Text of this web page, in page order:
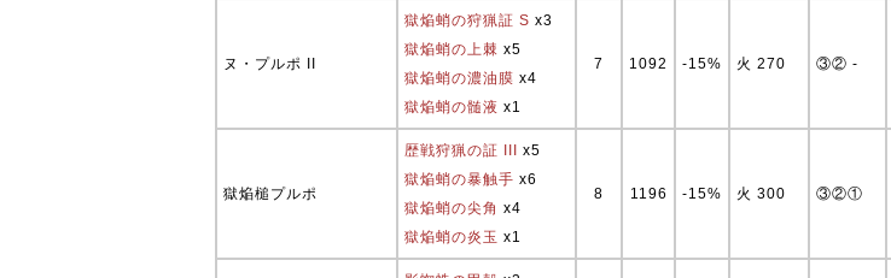
ヌ・プルポ II
獄焔蛸の狩猟証 S x3
獄焔蛸の上棘 x5
獄焔蛸の濃油膜 x4
獄焔蛸の髄液 x1
7 1092 -15% 火 270 ③② -
獄焔槌プルポ
歴戦狩猟の証 III
x5
獄焔蛸の暴触手 x6
獄焔蛸の尖角 x4
獄焔蛸の炎玉 x1
8 1196 -15% 火 300 ③②①